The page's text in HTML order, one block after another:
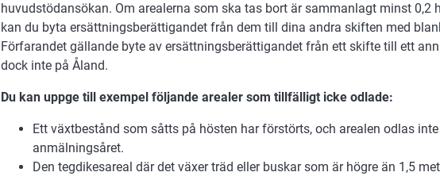
huvudstödansökan. Om arealerna som ska tas bort är sammanlagt minst 0,2
kan du byta ersättningsberättigandet från dem till dina andra skiften med
Förfarandet gällande byte av ersättningsberättigandet från ett skifte till ett
dock inte på Åland.
Du kan uppge till exempel följande arealer som tillfälligt icke odlade:
Ett växtbestånd som såtts på hösten har förstörts, och arealen odlas
anmälningsåret.
Den tegdikesareal där det växer träd eller buskar som är högre än 1,5